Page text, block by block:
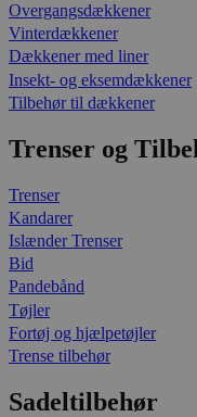
Overgangsdækkener
Vinterdækkener
Dækkener med liner
Insekt- og eksemdækkener
Tilbehør til dækkener
Trenser og
Trenser
Kandarer
Islænder Trenser
Bid
Pandebånd
Tøjler
Fortøj og hjælpetøjler
Trense tilbehør
Sadeltilbehør